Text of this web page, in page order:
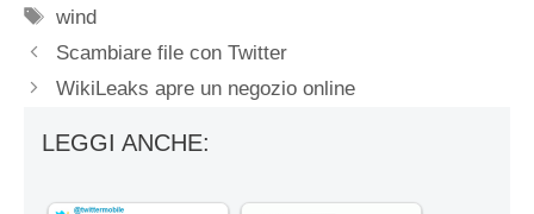
Tag
wind
Scambiare file con Twitter
WikiLeaks apre un negozio online
LEGGI ANCHE: